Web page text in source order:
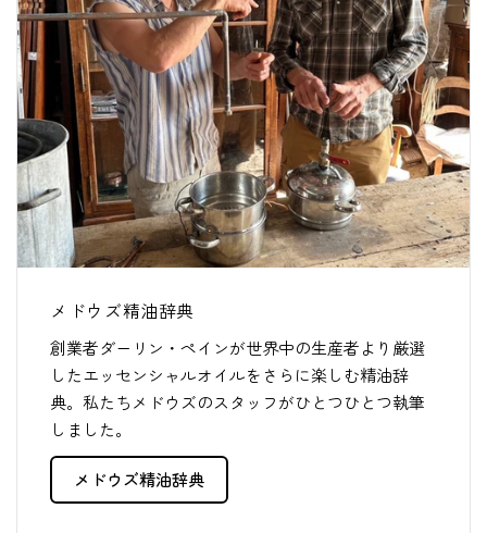
メドウズ精油辞典
創業者ダーリン・ペインが世界中の生産者より厳選
したエッセンシャルオイルをさらに楽しむ精油辞
典。私たちメドウズのスタッフがひとつひとつ執筆
しました。
メドウズ精油辞典